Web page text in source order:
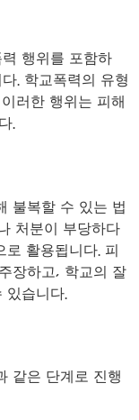
행위를 포함하
. 학교폭력의 유형
러한 행위는 피해
.
불복할 수 있는 법
처분이 부당하다
활용됩니다. 피
장하고, 학교의 잘
습니다.
같은 단계로 진행